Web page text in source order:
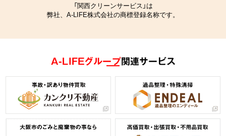
「関西クリーンサービス」は
弊社、A-LIFE株式会社の商標登録名称です。
A-LIFEグループ関連サービス